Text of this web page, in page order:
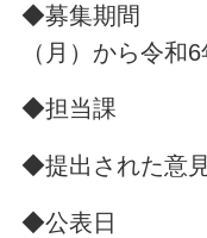
◆募集期間
（月）から令和
◆担当課 消
◆提出された
◆公表日 令